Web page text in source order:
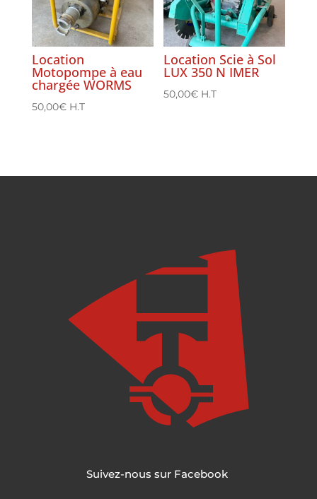
Location
Motopompe à eau
chargée WORMS
50,00€ H.T
Location Scie à Sol
LUX 350 N IMER
50,00€ H.T
Suivez-nous sur Facebook